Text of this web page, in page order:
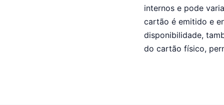
internos e pode
cartão é emitido e
disponibilidade,
do cartão físico,